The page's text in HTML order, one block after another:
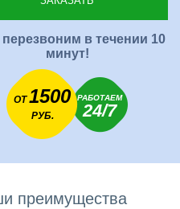
в течении 10
минут!
ОТ1500
РУБ.
РАБОТАЕМ
24/7
преимущества